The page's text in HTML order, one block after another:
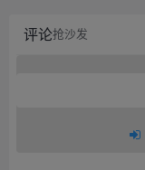
评论抢沙发